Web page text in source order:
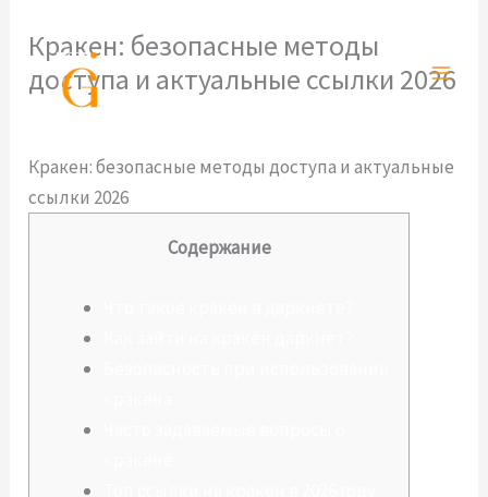
contenido
Кракен: безопасные методы
доступа и актуальные ссылки 2026
Кракен: безопасные методы доступа и актуальные
ссылки 2026
Содержание